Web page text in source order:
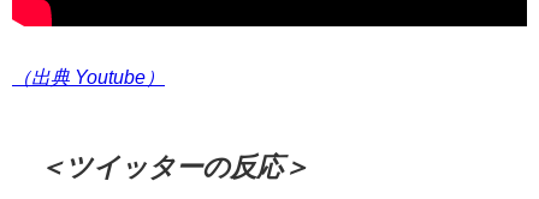
（出典 Youtube）
＜ツイッターの反応＞